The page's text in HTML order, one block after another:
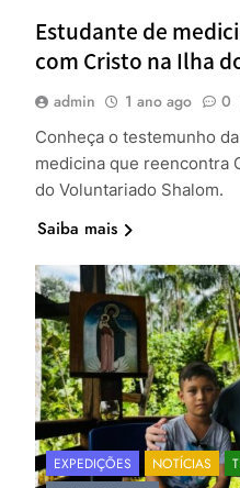
Estudante de
com Cristo na Ilha
admin 1 ano ago 0
Conheça o testemunho
medicina que reencontra
do Voluntariado Shalom.
Saiba mais
EXPEDIÇÕES NOTÍCIAS